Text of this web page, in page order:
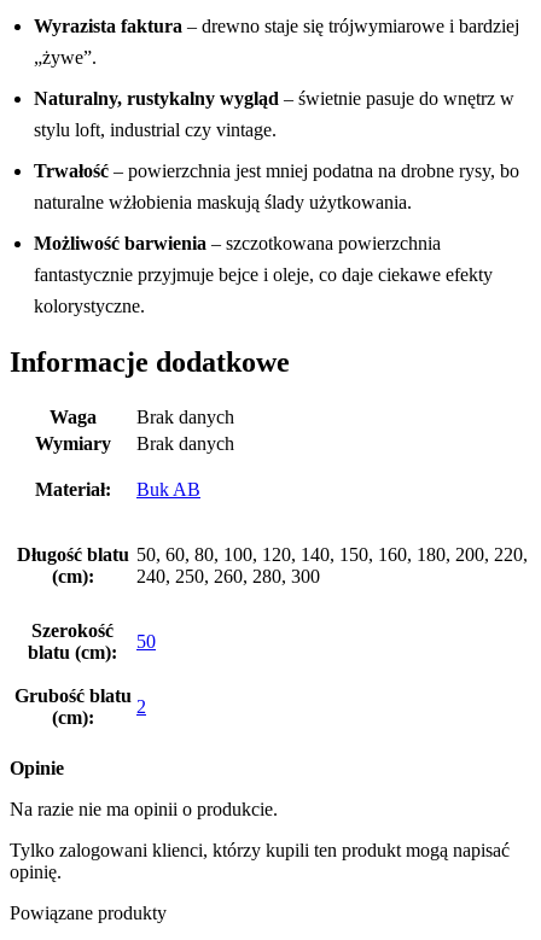
Wyrazista faktura – drewno staje się trójwymiarowe i bardziej
„żywe”.
Naturalny, rustykalny wygląd – świetnie pasuje do wnętrz w
stylu loft, industrial czy vintage.
Trwałość – powierzchnia jest mniej podatna na drobne rysy, bo
naturalne wżłobienia maskują ślady użytkowania.
Możliwość barwienia – szczotkowana powierzchnia
fantastycznie przyjmuje bejce i oleje, co daje ciekawe efekty
kolorystyczne.
Informacje dodatkowe
Waga
Brak danych
Wymiary
Brak danych
Materiał: Buk AB
Długość blatu
(cm):
50, 60, 80, 100, 120, 140, 150, 160, 180, 200, 220,
240, 250, 260, 280, 300
Szerokość
blatu (cm):
50
Grubość blatu
(cm):
2
Opinie
Na razie nie ma opinii o produkcie.
Tylko zalogowani klienci, którzy kupili ten produkt mogą napisać
opinię.
Powiązane produkty